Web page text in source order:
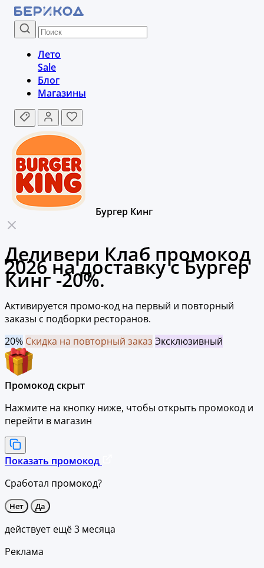
Лето
Sale
Блог
Магазины
Бургер Кинг
Деливери Клаб промокод
2026 на доставку с Бургер
Кинг -20%.
Активируется промо-код на первый и повторный
заказы с подборки ресторанов.
20% Скидка на повторный заказ Эксклюзивный
Промокод скрыт
Нажмите на кнопку ниже, чтобы открыть промокод и
перейти в магазин
Показать промокод
Сработал промокод?
Нет Да
действует ещё 3 месяца
Реклама